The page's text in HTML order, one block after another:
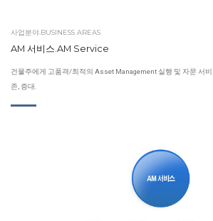
사업분야.BUSINESS AREAS
AM 서비스.AM Service
건물주에게 고품격/최적의 Asset Management 실행 및 자문 서
존, 증대.